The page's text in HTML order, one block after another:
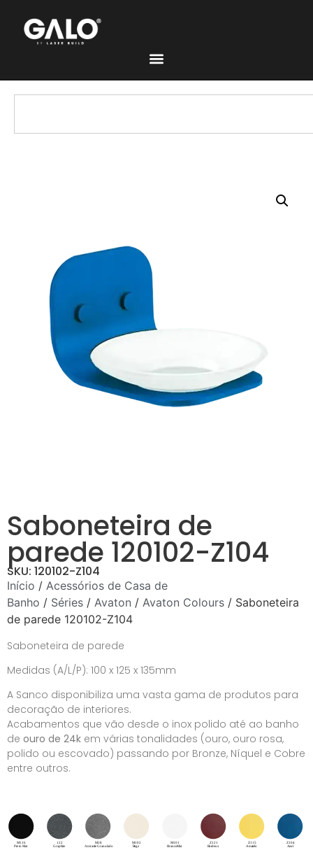
Saboneteira de
parede 120102-Z104
SKU: 120102-Z104
Início / Acessórios de Casa de
Banho / Séries / Avaton / Avaton Colours / Saboneteira
de parede 120102-Z104
Saboneteira de parede
Medidas (A/L/P): 100 x 125 x 135mm
A Sanco disponibiliza uma vasta gama de produtos para
decoração de interiores.
Acabamentos que vão desde o inox polido até ao banho
de ouro de 24k em várias tonalidades (ouro, ouro rosa,
polido ou escovado) passando por Bronze, Níquel e Cobre
entre outros.